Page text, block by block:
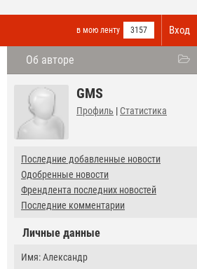
Вход
в мою ленту 3157
Об авторе
GMS
Профиль | Статистика
Последние добавленные новости
Одобренные новости
Френдлента последних новостей
Последние комментарии
Личные данные
Имя: Александр